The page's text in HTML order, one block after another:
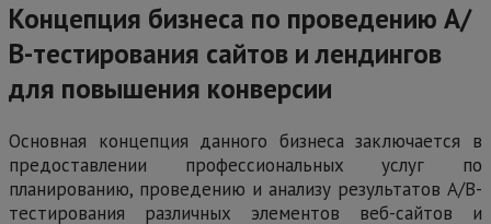
Концепция бизнеса по проведению А/
В-тестирования сайтов и лендингов
для повышения конверсии
Основная концепция данного бизнеса заключается в
предоставлении профессиональных услуг по
планированию, проведению и анализу результатов А/В-
тестирования различных элементов веб-сайтов и